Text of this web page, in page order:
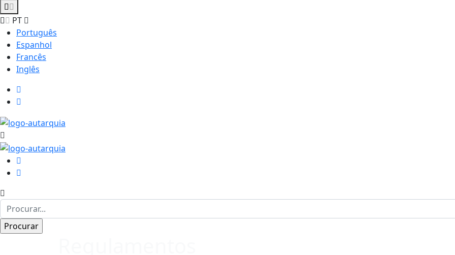
PT
Português
Espanhol
Francês
Inglês